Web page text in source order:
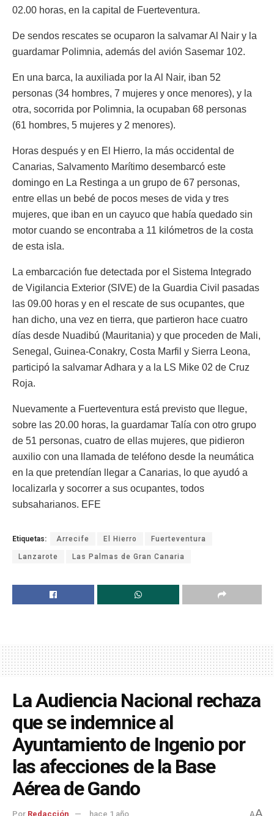
02.00 horas, en la capital de Fuerteventura.
De sendos rescates se ocuparon la salvamar Al Nair y la
guardamar Polimnia, además del avión Sasemar 102.
En una barca, la auxiliada por la Al Nair, iban 52
personas (34 hombres, 7 mujeres y once menores), y la
otra, socorrida por Polimnia, la ocupaban 68 personas
(61 hombres, 5 mujeres y 2 menores).
Horas después y en El Hierro, la más occidental de
Canarias, Salvamento Marítimo desembarcó este
domingo en La Restinga a un grupo de 67 personas,
entre ellas un bebé de pocos meses de vida y tres
mujeres, que iban en un cayuco que había quedado sin
motor cuando se encontraba a 11 kilómetros de la costa
de esta isla.
La embarcación fue detectada por el Sistema Integrado
de Vigilancia Exterior (SIVE) de la Guardia Civil pasadas
las 09.00 horas y en el rescate de sus ocupantes, que
han dicho, una vez en tierra, que partieron hace cuatro
días desde Nuadibú (Mauritania) y que proceden de Mali,
Senegal, Guinea-Conakry, Costa Marfil y Sierra Leona,
participó la salvamar Adhara y a la LS Mike 02 de Cruz
Roja.
Nuevamente a Fuerteventura está previsto que llegue,
sobre las 20.00 horas, la guardamar Talía con otro grupo
de 51 personas, cuatro de ellas mujeres, que pidieron
auxilio con una llamada de teléfono desde la neumática
en la que pretendían llegar a Canarias, lo que ayudó a
localizarla y socorrer a sus ocupantes, todos
subsaharianos. EFE
Etiquetas: Arrecife El Hierro Fuerteventura
Lanzarote Las Palmas de Gran Canaria
La Audiencia Nacional rechaza
que se indemnice al
Ayuntamiento de Ingenio por
las afecciones de la Base
Aérea de Gando
Por Redacción hace 1 año A